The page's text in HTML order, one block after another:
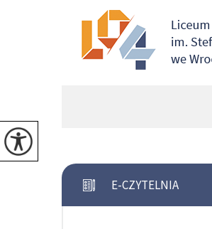
E-CZYTELNIA